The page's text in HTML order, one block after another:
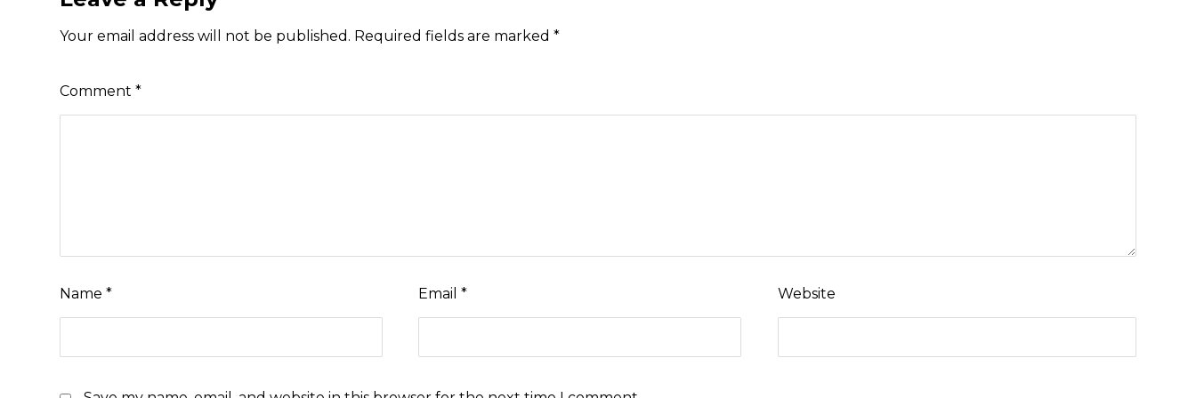
Your email address will not be published. Required fields are marked*
Comment*
Name* Email* Website